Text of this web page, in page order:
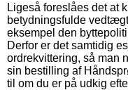
Ligeså foreslåes det at
betydningsfulde
eksempel den
Derfor er det samtidig
ordrekvittering, så man
sin bestilling af
til om du er på udkig